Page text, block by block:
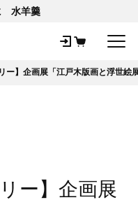
水羊羹
ー】企画展「江戸木版画と浮世絵
ー】企画展